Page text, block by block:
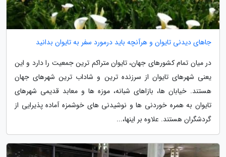
جاهای دیدنی تایوان و هرآنچه باید درمورد سفر به تایوان بدانید
در میان تمام کشورهای جهان، تایوان متراکم ترین جمعیت را دارد و این
یعنی شهرهای تایوان از سرزنده ترین و شاداب ترین شهرهای جهان
هستند. خیابان ها، بازاهای شبانه، موزه ها و معابد قدیمی شهرهای
تایوان به همره خوردنی ها و نوشیدنی های خوشمزه آماده پذیرایی از
گردشگران هستند. علاوه بر اینها،...